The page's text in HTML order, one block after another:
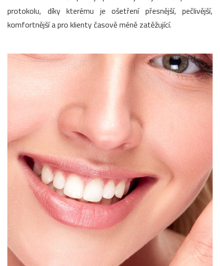
protokolu, díky kterému je ošetření přesnější, pečlivější,
komfortnější a pro klienty časově méně zatěžující.